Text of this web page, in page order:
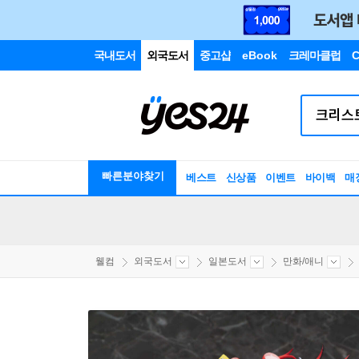
국내도서 외국도서 중고샵 eBook 크레마클럽
빠른분야찾기 베스트 신상품 이벤트 바이백 매
웰컴 외국도서 일본도서 만화/애니